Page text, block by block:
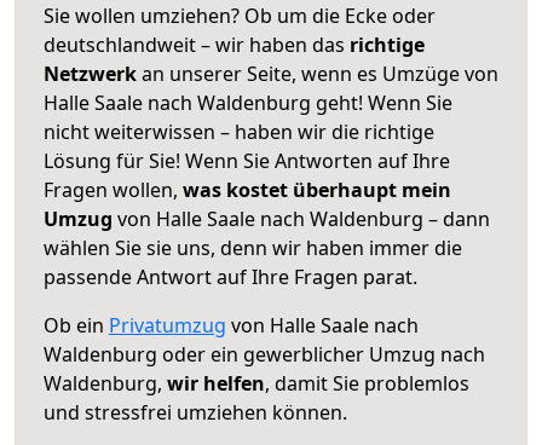
Sie wollen umziehen? Ob um die Ecke oder
deutschlandweit – wir haben das richtige
Netzwerkan unserer Seite, wenn es Umzüge von
Halle Saale nach Waldenburg geht! Wenn Sie
nicht weiterwissen – haben wir die richtige
Lösung für Sie! Wenn Sie Antworten auf Ihre
Fragen wollen, was kostet überhaupt mein
Umzug von Halle Saale nach Waldenburg – dann
wählen Sie sie uns, denn wir haben immer die
passende Antwort auf Ihre Fragen parat.
Ob ein Privatumzug von Halle Saale nach
Waldenburg oder ein gewerblicher Umzug nach
Waldenburg, wir helfen, damit Sie problemlos
und stressfrei umziehen können.